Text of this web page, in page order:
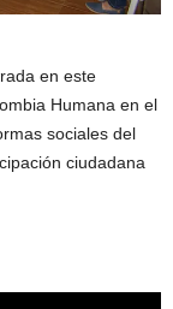
en este
Humana en el
sociales del
ciudadana